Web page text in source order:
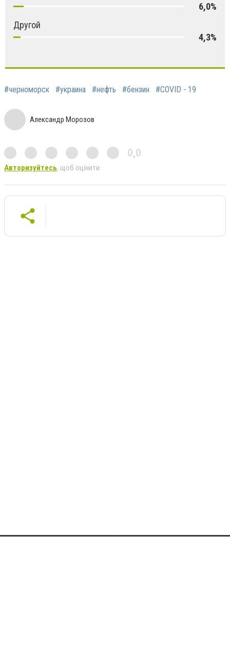
6,0%
Другой
4,3%
#черноморск #украина #нефть #бензин #COVID - 19
Александр Морозов
0,0
Авторизуйтесь, щоб оцінити